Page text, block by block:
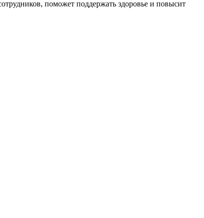
поможет поддержать здоровье и повысит